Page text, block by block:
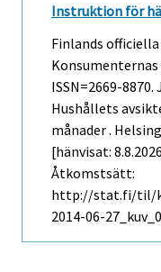
Instruktion för
Finlands
ISSN=2669-8870.
Hushållets
månader .
[hänvisat:
Åtkomstsätt:
http://stat.fi/til/
2014-06-